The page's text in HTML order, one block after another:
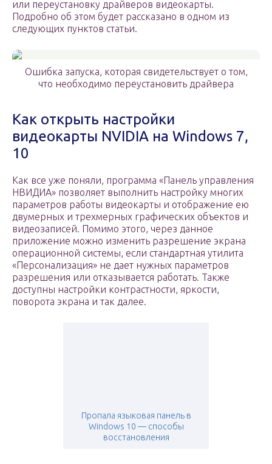
или переустановку драйверов видеокарты.
Подробно об этом будет рассказано в одном из
следующих пунктов статьи.
Ошибка запуска, которая свидетельствует о том,
что необходимо переустановить драйвера
Как открыть настройки
видеокарты NVIDIA на Windows 7,
10
Как все уже поняли, программа «Панель управления
НВИДИА» позволяет выполнить настройку многих
параметров работы видеокарты и отображение ею
двумерных и трехмерных графических объектов и
видеозаписей. Помимо этого, через данное
приложение можно изменить разрешение экрана
операционной системы, если стандартная утилита
«Персонализация» не дает нужных параметров
разрешения или отказывается работать. Также
доступны настройки контрастности, яркости,
поворота экрана и так далее.
Пропала языковая панель в
Windows 10 — способы
восстановления